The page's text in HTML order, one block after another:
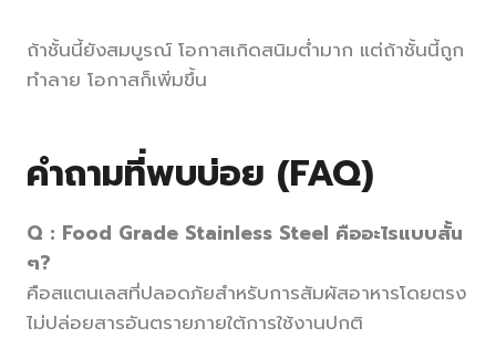
ถ้าชั้นนี้ยังสมบูรณ์ โอกาสเกิดสนิมต่ำมาก แต่ถ้าชั้นนี้ถูก
ทำลาย โอกาสก็เพิ่มขึ้น
คำถามที่พบบ่อย (FAQ)
Q : Food Grade Stainless Steel คืออะไรแบบสั้น
ๆ?
คือสแตนเลสที่ปลอดภัยสำหรับการสัมผัสอาหารโดยตรง
ไม่ปล่อยสารอันตรายภายใต้การใช้งานปกติ